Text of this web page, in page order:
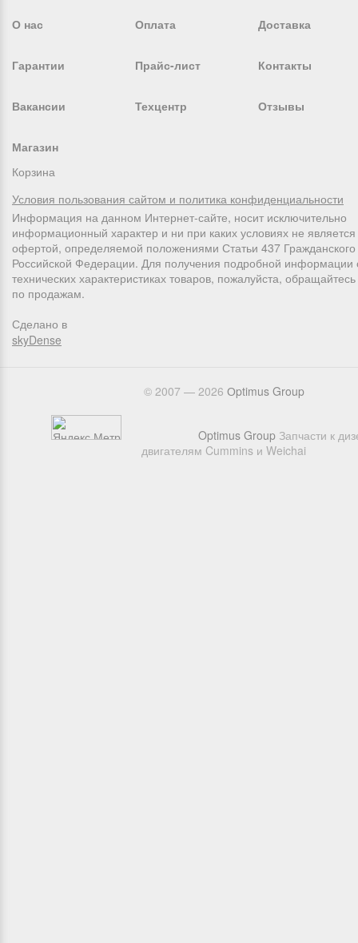
О нас Оплата Доставка
Гарантии Прайс-лист Контакты
Вакансии Техцентр Отзывы
Магазин
Корзина
Условия пользования сайтом и политика конфиденциальности
Информация на данном Интернет-сайте, носит исключительно
информационный характер и ни при каких условиях не
офертой, определяемой положениями Статьи 437 Гражданского
Российской Федерации. Для получения подробной информации
технических характеристиках товаров, пожалуйста,
по продажам.
Сделано в
skyDense
© 2007 — 2026 Оptimus Group
Optimus Group Запчасти к
двигателям Cummins и Weichai